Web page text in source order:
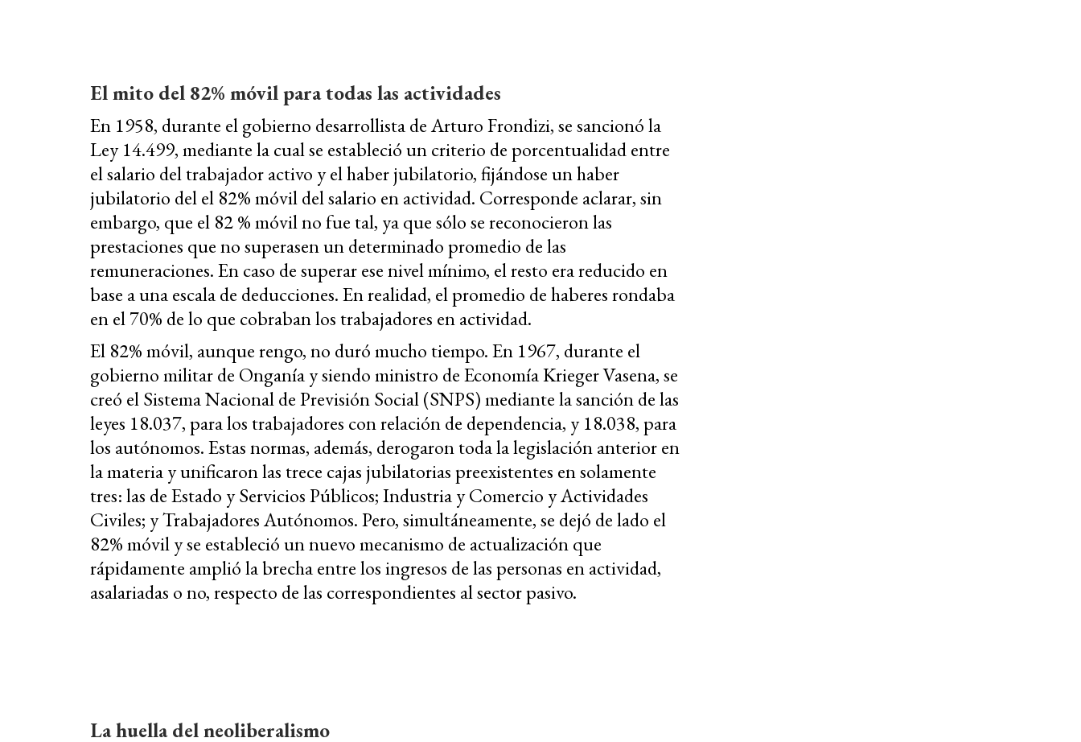
El mito del 82% móvil para todas las actividades
En 1958, durante el gobierno desarrollista de Arturo Frondizi, se sancionó la
Ley 14.499, mediante la cual se estableció un criterio de porcentualidad entre
el salario del trabajador activo y el haber jubilatorio, fijándose un haber
jubilatorio del el 82% móvil del salario en actividad. Corresponde aclarar, sin
embargo, que el 82 % móvil no fue tal, ya que sólo se reconocieron las
prestaciones que no superasen un determinado promedio de las
remuneraciones. En caso de superar ese nivel mínimo, el resto era reducido en
base a una escala de deducciones. En realidad, el promedio de haberes rondaba
en el 70% de lo que cobraban los trabajadores en actividad.
El 82% móvil, aunque rengo, no duró mucho tiempo. En 1967, durante el
gobierno militar de Onganía y siendo ministro de Economía Krieger Vasena, se
creó el Sistema Nacional de Previsión Social (SNPS) mediante la sanción de las
leyes 18.037, para los trabajadores con relación de dependencia, y 18.038, para
los autónomos. Estas normas, además, derogaron toda la legislación anterior en
la materia y unificaron las trece cajas jubilatorias preexistentes en solamente
tres: las de Estado y Servicios Públicos; Industria y Comercio y Actividades
Civiles; y Trabajadores Autónomos. Pero, simultáneamente, se dejó de lado el
82% móvil y se estableció un nuevo mecanismo de actualización que
rápidamente amplió la brecha entre los ingresos de las personas en actividad,
asalariadas o no, respecto de las correspondientes al sector pasivo.
La huella del neoliberalismo